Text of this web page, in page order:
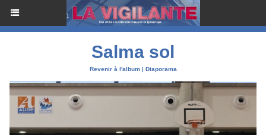
Salma sol
Revenir à l'album | Diaporama